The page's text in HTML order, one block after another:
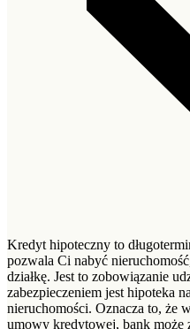
Kredyt hipoteczny to
pozwala Ci nabyć
działkę. Jest to zobowiązanie
zabezpieczeniem jest hipoteka
nieruchomości. Oznacza to, że
umowy kredytowej, bank może